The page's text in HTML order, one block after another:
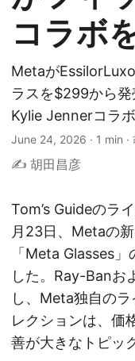
コラボ
Metaが
ラスを$299から
Kylie Jennerコラ
June 24, 2026 · 1 min ·
✍️ 胡田昌彦
Tom’s Guideのラ
月23日、Metaの
「Meta Glasses
した。Ray-Banお
し、Meta独自の
レクションは、価
善が大きなトピッ